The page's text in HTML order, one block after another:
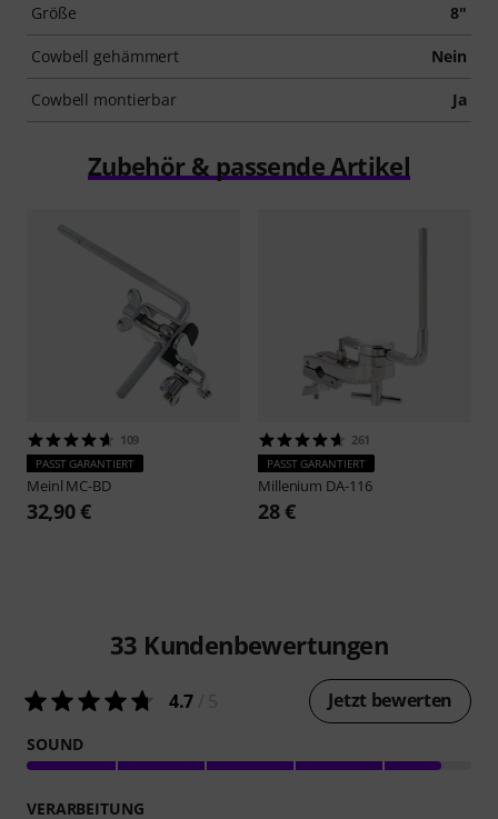
Größe 8"
Cowbell gehämmert Nein
Cowbell montierbar Ja
Zubehör & passende Artikel
109
PASST GARANTIERT
Meinl MC-BD
32,90 €
261
PASST GARANTIERT
Millenium DA-116
28 €
33 Kundenbewertungen
4.7 Jetzt bewerten
SOUND
VERARBEITUNG